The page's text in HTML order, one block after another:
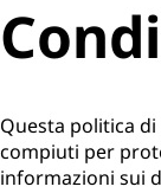
Questa politica
compiuti per
informazioni sui